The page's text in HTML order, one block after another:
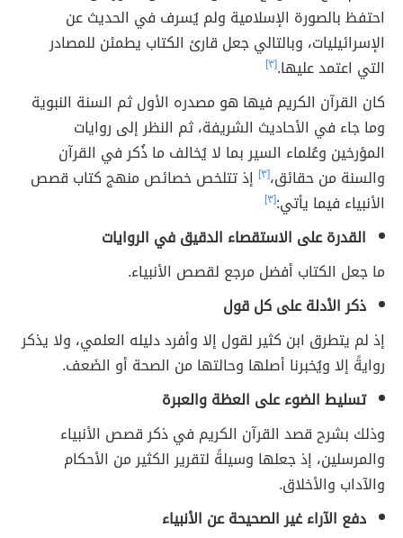
احتفظ بالصورة الإسلامية ولم يُسرف في الحديث عن
الإسرائيليات، وبالتالي جعل قارئ الكتاب يطمئن للمصادر
التي اعتمد عليها.[٣]
كان القرآن الكريم فيها هو مصدره الأول ثم السنة النبوية
وما جاء في الأحاديث الشريفة، ثم النظر إلى روايات
المؤرخين وعُلماء السير بما لا يُخالف ما ذُكر في القرآن
والسنة من حقائق،[٣]
إذ تتلخص خصائص منهج كتاب قصص
الأنبياء فيما يأتي:[٣]
القدرة على الاستقصاء الدقيق في الروايات
ما جعل الكتاب أفضل مرجع لقصص الأنبياء.
ذكر الأدلة على كل قول
إذ لم يتطرق ابن كثير لقول إلا وأفرد دليله العلمي، ولا يذكر
روايةً إلا ويُخبرنا أصلها وحالتها من الصحة أو الضَعف.
تسليط الضوء على العظة والعبرة
وذلك بشرح قصد القرآن الكريم في ذكر قصص الأنبياء
والمرسلين، إذ جعلها وسيلةً لتقرير الكثير من الأحكام
والآداب والأخلاق.
دفع الآراء غير الصحيحة عن الأنبياء